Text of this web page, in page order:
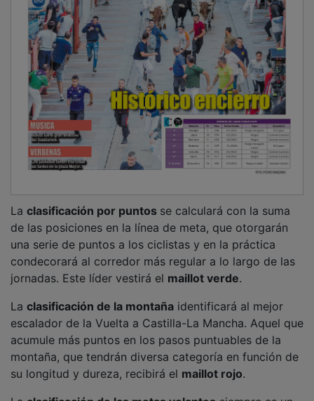
de las posiciones en la línea de meta, que otorgarán
una serie de puntos a los ciclistas y en la práctica
condecorará al corredor más regular a lo largo de las
jornadas. Este líder vestirá el maillot verde.
escalador de la Vuelta a Castilla-La Mancha. Aquel que
acumule más puntos en los pasos puntuables de la
montaña, que tendrán diversa categoría en función de
su longitud y dureza, recibirá elmaillot rojo .